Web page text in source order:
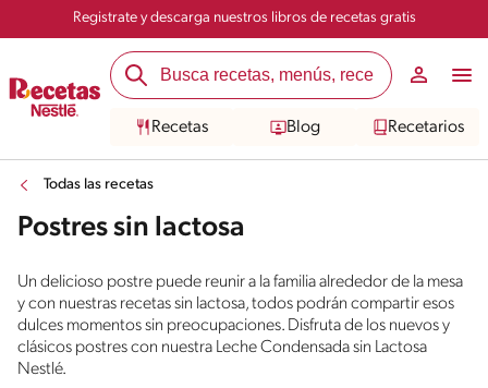
Registrate y descarga nuestros libros de recetas gratis
Recetas Blog Recetarios
Todas las recetas
Postres sin lactosa
Un delicioso postre puede reunir a la familia alrededor de la mesa
y con nuestras recetas sin lactosa, todos podrán compartir esos
dulces momentos sin preocupaciones. Disfruta de los nuevos y
clásicos postres con nuestra Leche Condensada sin Lactosa
Nestlé.